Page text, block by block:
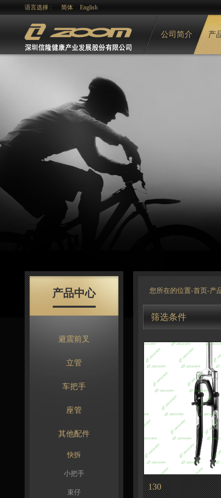
语言选择 : 简体 English
公司简介 产
产品中心
避震前叉
立管
车把手
座管
其他配件
快拆
小把手
束仔
您所在的位置-首页 -产
筛选条件
130